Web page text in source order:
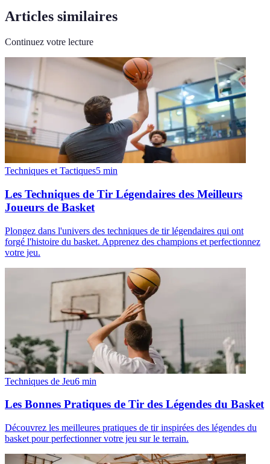
Articles similaires
Continuez votre lecture
Techniques et Tactiques5 min
Les Techniques de Tir Légendaires des Meilleurs
Joueurs de Basket
Plongez dans l'univers des techniques de tir légendaires qui ont
forgé l'histoire du basket. Apprenez des champions et perfectionnez
votre jeu.
Techniques de Jeu6 min
Les Bonnes Pratiques de Tir des Légendes du Basket
Découvrez les meilleures pratiques de tir inspirées des légendes du
basket pour perfectionner votre jeu sur le terrain.